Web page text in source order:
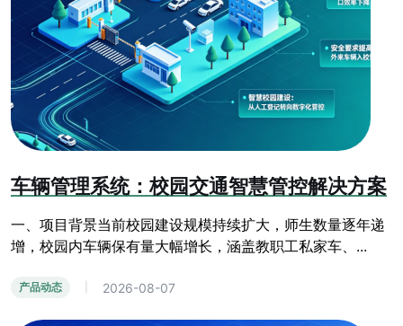
车辆管理系统：校园交通智慧管控解决方案
一、项目背景当前校园建设规模持续扩大，师生数量逐年递
增，校园内车辆保有量大幅增长，涵盖教职工私家车、...
产品动态 2026-08-07